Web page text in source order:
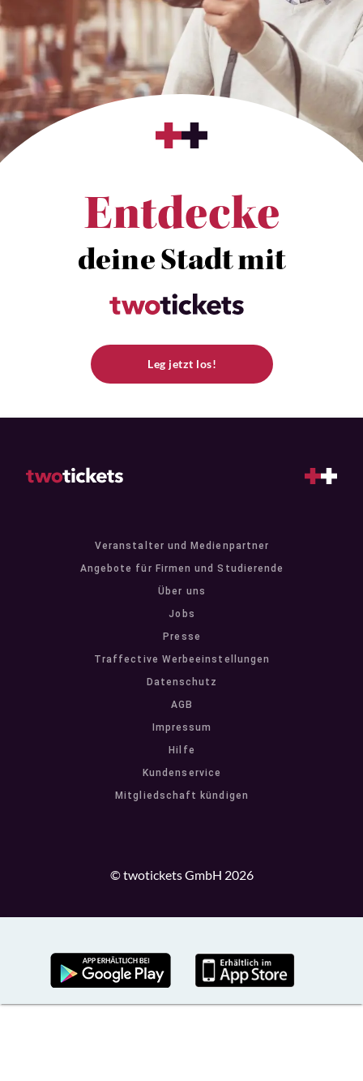
Entdecke
deine Stadt mit
Leg jetzt los!
Veranstalter und Medienpartner
Angebote für Firmen und Studierende
Über uns
Jobs
Presse
Traffective Werbeeinstellungen
Datenschutz
AGB
Impressum
Hilfe
Kundenservice
Mitgliedschaft kündigen
© twotickets GmbH 2026